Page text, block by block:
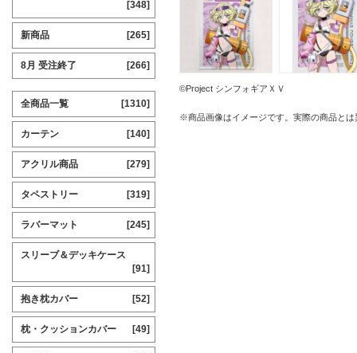
©Project シンフォギアＸＶ
※商品画像はイメージです。実際の商品と
[348]
新商品 [265]
8月 受注終了 [266]
全商品一覧 [1310]
カーテン [140]
アクリル商品 [279]
タペストリー [319]
ラバーマット [245]
スリーブ＆デッキケース
[91]
抱き枕カバー [52]
枕・クッションカバー [49]